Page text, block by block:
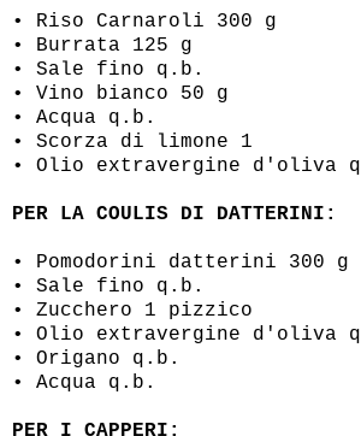
• Riso Carnaroli 300 g
• Burrata 125 g
• Sale fino q.b.
• Vino bianco 50 g
• Acqua q.b.
• Scorza di limone 1
• Olio extravergine d'oliva
PER LA COULIS DI DATTERINI:
• Pomodorini datterini 300 g
• Sale fino q.b.
• Zucchero 1 pizzico
• Olio extravergine d'oliva
• Origano q.b.
• Acqua q.b.
PER I CAPPERI: